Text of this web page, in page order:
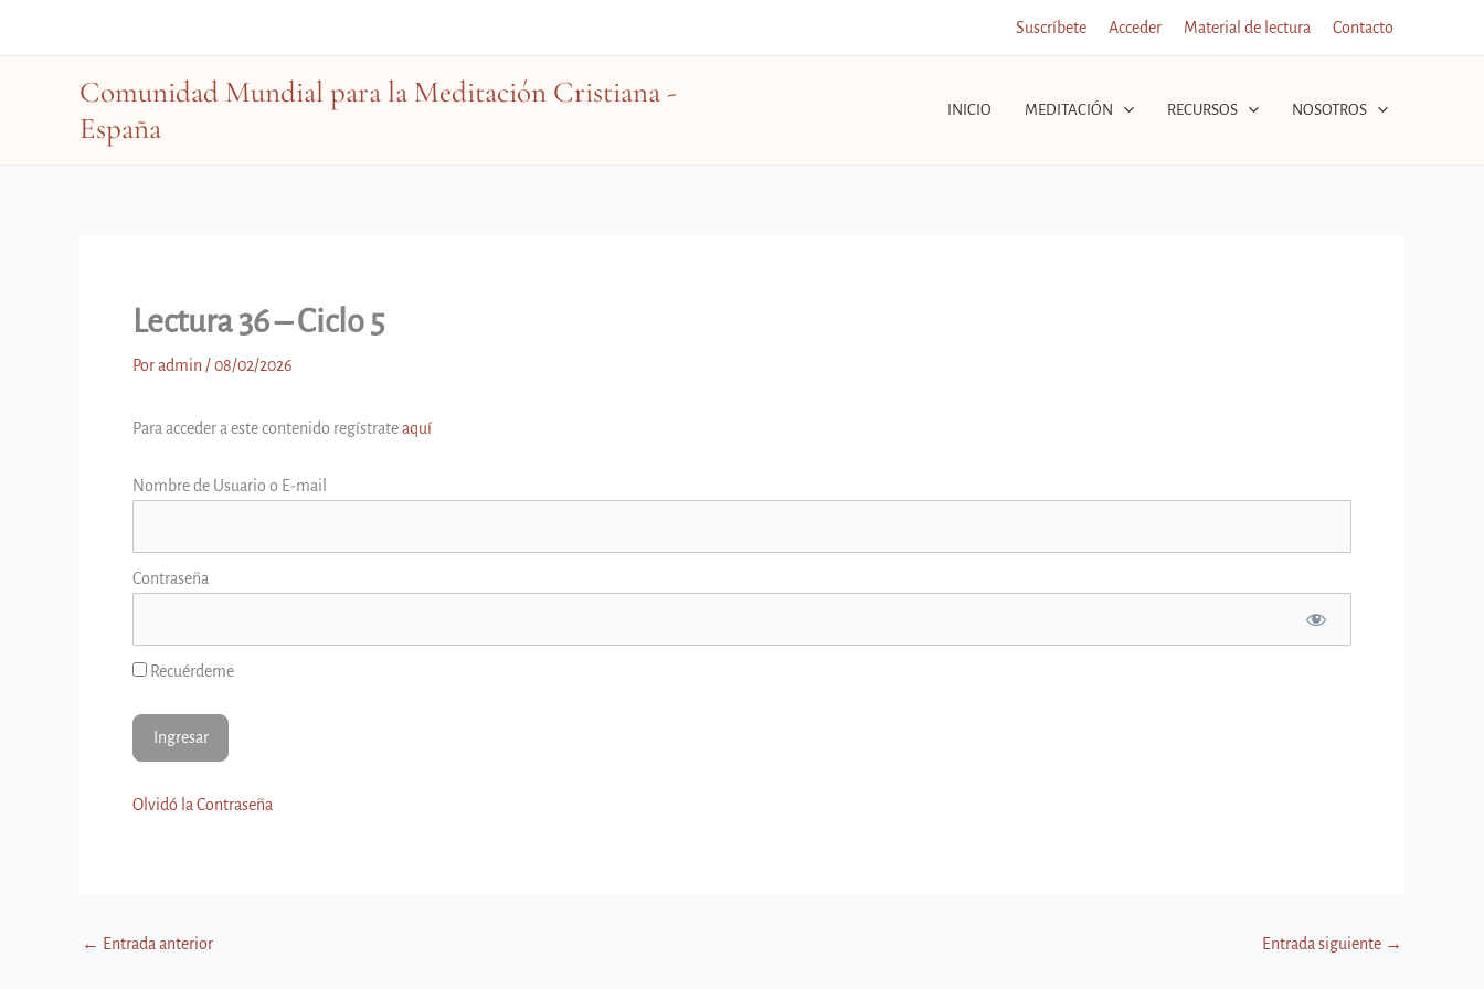
Suscríbete Acceder Material de lectura Contacto
Comunidad Mundial para la Meditación Cristiana -
España
INICIO MEDITACIÓN RECURSOS NOSOTROS
Lectura 36 – Ciclo 5
Poradmin /08/02/2026
Para acceder a este contenido regístrateaquí
Nombre de Usuario o E-mail
Contraseña
Recuérdeme
Olvidó la Contraseña
← Entrada anterior Entrada siguiente →